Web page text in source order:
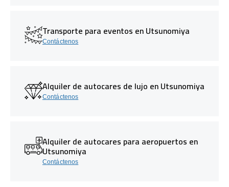
Transporte para eventos en Utsunomiya
Contáctenos
Alquiler de autocares de lujo en Utsunomiya
Contáctenos
Alquiler de autocares para aeropuertos en
Utsunomiya
Contáctenos